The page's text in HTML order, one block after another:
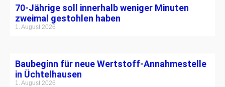
70-Jährige soll innerhalb weniger Minuten
zweimal gestohlen haben
1. August 2026
Baubeginn für neue Wertstoff-Annahmestelle
in Üchtelhausen
1. August 2026